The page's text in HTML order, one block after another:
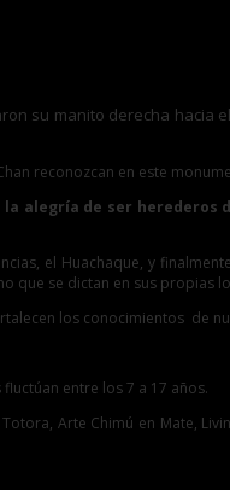
su manito derecha hacia
reconozcan en este
alegría de ser herederos
el Huachaque, y
que se dictan en sus propias
los conocimientos de
entre los 7 a 17 años.
Arte Chimú en Mate,